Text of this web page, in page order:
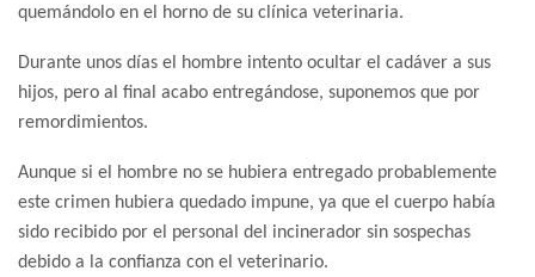
quemándolo en el horno de su clínica veterinaria.
Durante unos días el hombre intento ocultar el cadáver a sus
hijos, pero al final acabo entregándose, suponemos que por
remordimientos.
Aunque si el hombre no se hubiera entregado probablemente
este crimen hubiera quedado impune, ya que el cuerpo había
sido recibido por el personal del incinerador sin sospechas
debido a la confianza con el veterinario.